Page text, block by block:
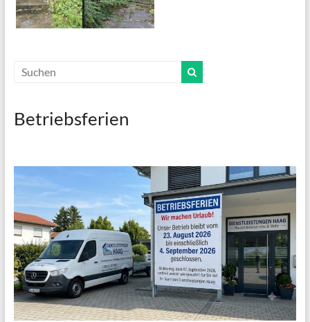
Betriebsferien